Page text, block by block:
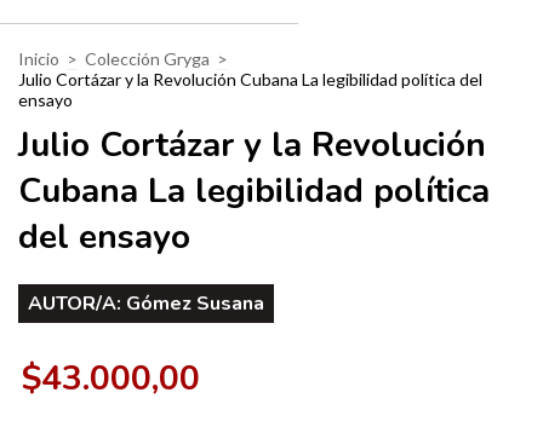
Inicio > Colección Gryga >
Julio Cortázar y la Revolución Cubana La legibilidad política del
ensayo
Julio Cortázar y la Revolución
Cubana La legibilidad política
del ensayo
AUTOR/A: Gómez Susana
$43.000,00